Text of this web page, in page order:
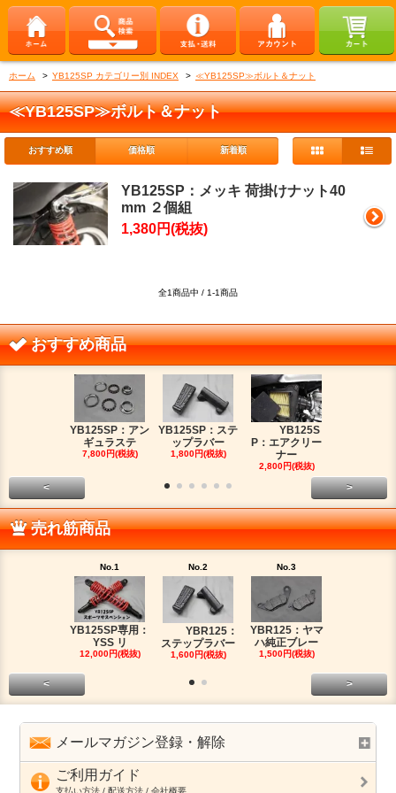
ホーム > YB125SP カテゴリー別 INDEX > ≪YB125SP≫ボルト＆ナット
≪YB125SP≫ボルト＆ナット
おすすめ順 価格順 新着順
YB125SP：メッキ 荷掛けナット40
mm ２個組
1,380円(税抜)
全1商品中 / 1-1商品
おすすめ商品
YB125SP：アン
ギュラステ
7,800円(税抜)
YB125SP：ステ
ップラバー
1,800円(税抜)
YB125S
P：エアクリー
ナー
2,800円(税抜)
< >
売れ筋商品
No.1
YB125SP専用：
YSS リ
12,000円(税抜)
No.2
YBR125：
ステップラバー
1,600円(税抜)
No.3
YBR125：ヤマ
ハ純正ブレー
1,500円(税抜)
< >
メールマガジン登録・解除
ご利用ガイド
支払い方法 / 配送方法 / 会社概要